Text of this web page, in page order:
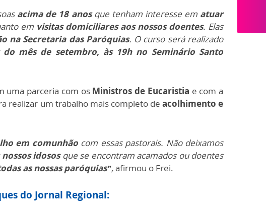
acima de 18 anosque tenham interesse em atuar
em visitas domiciliares aos nossos doentes. Elas
na Secretaria das Paróquias. O curso será realizado
do mês de setembro, às 19h no Seminário Santo
uma parceria com os Ministros de Eucaristia e com a
realizar um trabalho mais completo de acolhimento e
em comunhãocom essas pastorais. Não deixamos
idososque se encontram acamados ou doentes
as nossas paróquias”,afirmou o Frei.
do Jornal Regional: